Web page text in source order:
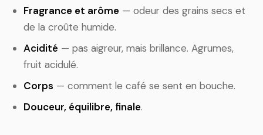
Fragrance et arôme — odeur des grains secs et
de la croûte humide.
Acidité — pas aigreur, mais brillance. Agrumes,
fruit acidulé.
Corps — comment le café se sent en bouche.
Douceur, équilibre, finale.